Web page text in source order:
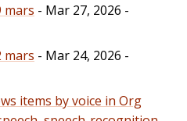
mars - Mar 27, 2026 -
mars - Mar 24, 2026 -
items by voice in Org